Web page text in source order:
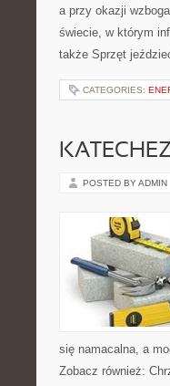
a przy okazji
świecie, w którym
także Sprzęt
CATEGORIES:
POSTED BY ADMIN
się namacalna, a
Zobacz również: